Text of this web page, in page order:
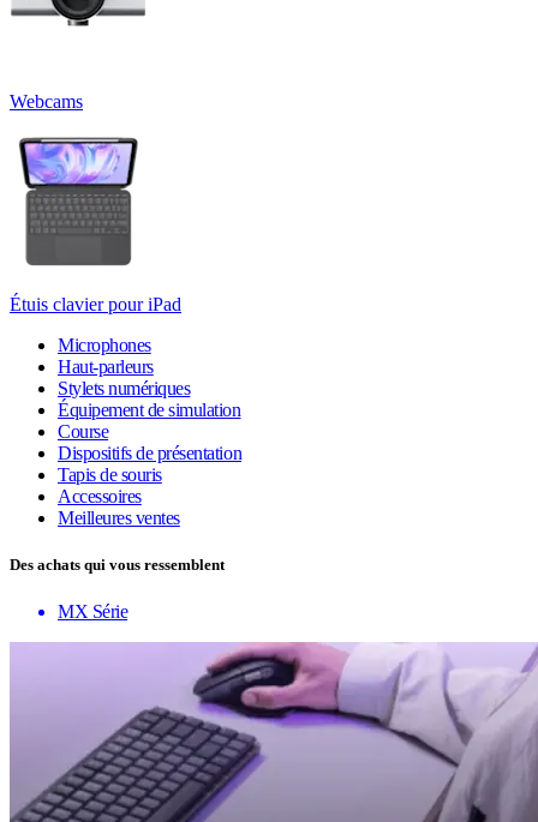
Webcams
Étuis clavier pour iPad
Microphones
Haut-parleurs
Stylets numériques
Équipement de simulation
Course
Dispositifs de présentation
Tapis de souris
Accessoires
Meilleures ventes
Des achats qui vous ressemblent
MX Série